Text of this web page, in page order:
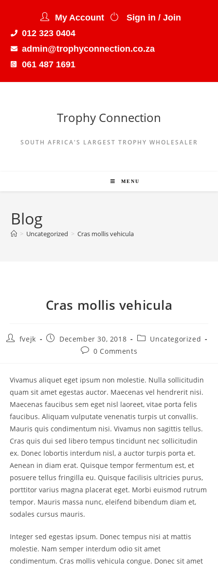
My Account
Sign in / Join
012 323 0404
admin@trophyconnection.co.za
061 487 1691
Trophy Connection
SOUTH AFRICA'S LARGEST TROPHY WHOLESALER
MENU
Blog
> Uncategorized > Cras mollis vehicula
Cras mollis vehicula
fvejk December 30, 2018
Uncategorized
0 Comments
Vivamus aliquet eget ipsum non molestie. Nulla sollicitudin
quam sit amet egestas auctor. Maecenas vel hendrerit nisi.
Maecenas faucibus sem eget nisl laoreet, vitae porta felis
faucibus. Aliquam vulputate venenatis turpis ut convallis.
Mauris quis condimentum nisi. Vivamus non sagittis tellus.
Cras quis dui sed libero tempus tincidunt nec sollicitudin
ex. Donec lobortis interdum nisl, a auctor turpis porta et.
Aenean in diam erat. Quisque tempor fermentum est, et
posuere tellus fringilla eu. Quisque facilisis ultricies purus,
porttitor varius magna placerat eget. Morbi euismod rutrum
tempor. Mauris massa nunc, eleifend bibendum diam et,
sodales cursus mauris.
Integer sed egestas ipsum. Donec tempus nisi at mattis
molestie. Nam semper interdum odio sit amet
condimentum. Cras mollis vehicula congue. Donec sit amet